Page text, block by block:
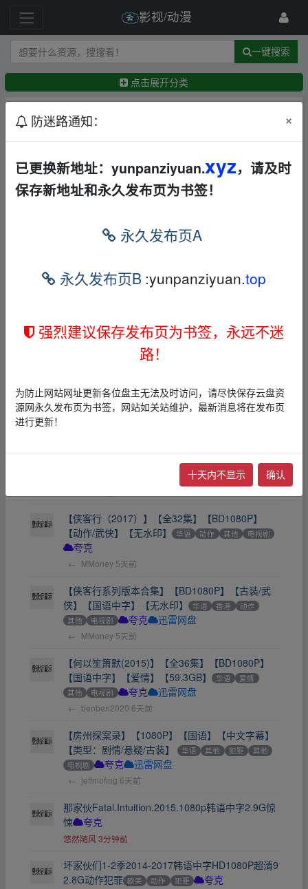
影视/动漫
一键搜索
点击展开分类
最新 精华
G] 华语 电视剧 BD 夸克
吖鬼123 3小时前
其他 电视剧 夸克
3小时前
风云/1-2部全集/国语中字/动作/奇幻/武侠/赵文卓/何
润东 华语 动作 其他 电视剧 夸克
聪明镇(2026)【全10集】【1080P超清】【国语中
字】【21.6G】【悬疑恐怖】
18小时前
【地下交通站】【全集】【1080P】【国语中字】
【类型：剧情/喜剧】【珍藏版】 华语 香港
喜剧
覆雨翻云(2006)✔️✔️1080P粤语中字全40集 华语
【侠客行（2017）】【全32集】【BD1080P】
【动作/武侠】【无水印】
华语 动作 其他 电视剧
夸克
← MMoney 5天前
【侠客行系列版本合集】【BD1080P】【古装/武
侠】【国语中字】【无水印】
华语 香港
动作
其他
电视剧 夸克 迅雷网盘
← MMoney 5天前
【何以笙箫默(2015)】【全36集】【BD1080P】
【国语中字】【爱情】【59.3GB】
华语
爱情
其他
电视剧 夸克 迅雷网盘
← benben2020 6天前
【房州探案录】【1080P】【国语】【中文字幕】
【类型：剧情/悬疑/古装】
华语 其他 犯罪
其他
电视剧
夸克 迅雷网盘
← jeffmofing 6天前
那家伙Fatal.Intuition.2015.1080p韩语中字2.9G惊
悚
夸克
悠然随风 3分钟前
坏家伙们1-2季2014-2017韩语中字HD1080P超清9
2.8G动作犯罪 欧美 动作 犯罪 夸克
防迷路通知： ×
已更换新地址：yunpanziyuan.xyz，请及时
保存新地址和永久发布页为书签！
永久发布页A
永久发布页B :yunpanziyuan.top
强烈建议保存发布页为书签，永远不迷
路！
为防止网站网址更新各位盘主无法及时访问，请尽快保存云盘资
源网永久发布页为书签，网站如关站维护，最新消息将在发布页
进行更新！
十天内不显示 确认